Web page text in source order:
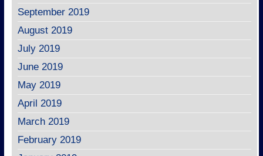
September 2019
August 2019
July 2019
June 2019
May 2019
April 2019
March 2019
February 2019